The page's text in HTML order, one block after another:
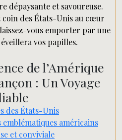
dépaysante et savoureuse.
des États-Unis au cœur
vous emporter par une
vos papilles.
de l’Amérique
: Un Voyage
des États-Unis
américains
et conviviale